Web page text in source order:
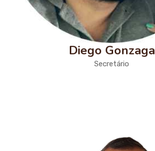
Diego Gonzaga
Secretário